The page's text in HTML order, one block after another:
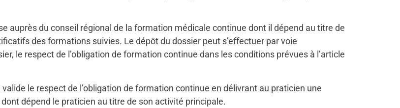
auprès du conseil régional de la formation médicale continue dont il dépend au titre de
des formations suivies. Le dépôt du dossier peut s’effectuer par voie
le respect de l’obligation de formation continue dans les conditions prévues à l’article
le respect de l’obligation de formation continue en délivrant au praticien une
dépend le praticien au titre de son activité principale.